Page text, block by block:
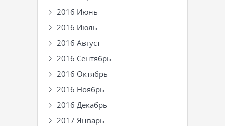
2016 Июнь
2016 Июль
2016 Август
2016 Сентябрь
2016 Октябрь
2016 Ноябрь
2016 Декабрь
2017 Январь